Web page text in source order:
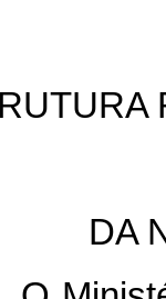
DA